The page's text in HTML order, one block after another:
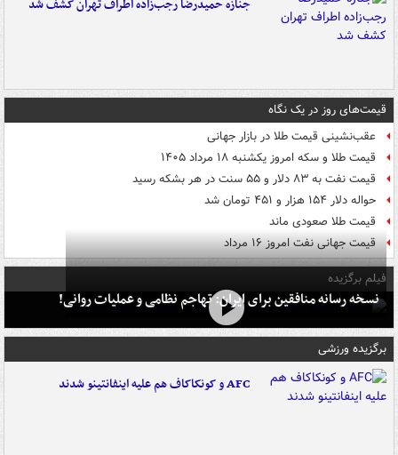
جنازه حمیدرضا رجب‌زاده اطراف تهران کشف شد
قیمت‌های روز در یک نگاه
عقب‌نشینی قیمت طلا در بازار جهانی
قیمت طلا و سکه امروز یکشنبه ۱۸ مرداد ۱۴۰۵
قیمت نفت به ۸۳ دلار و ۵۵ سنت در هر بشکه رسید
حواله دلار ۱۵۴ هزار و ۴۵۱ تومان شد
قیمت طلا صعودی ماند
قیمت جهانی نفت امروز ۱۶ مرداد
فیلم برگزیده
نسخه رسانه منافقین برای ایران: تهاجم نظامی و عملیات روانی!
برگزیده ورزشی
AFC و کونکاکاف هم علیه اینفانتینو شدند